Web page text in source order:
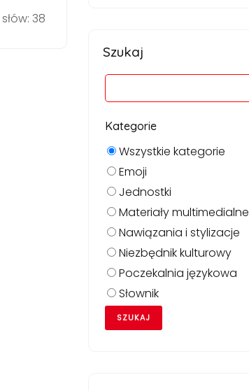
38
Szukaj
Kategorie
Wszystkie kategorie
Emoji
Jednostki
Materiały multimedialne
Nawiązania i stylizacje
Niezbędnik kulturowy
Poczekalnia językowa
Słownik